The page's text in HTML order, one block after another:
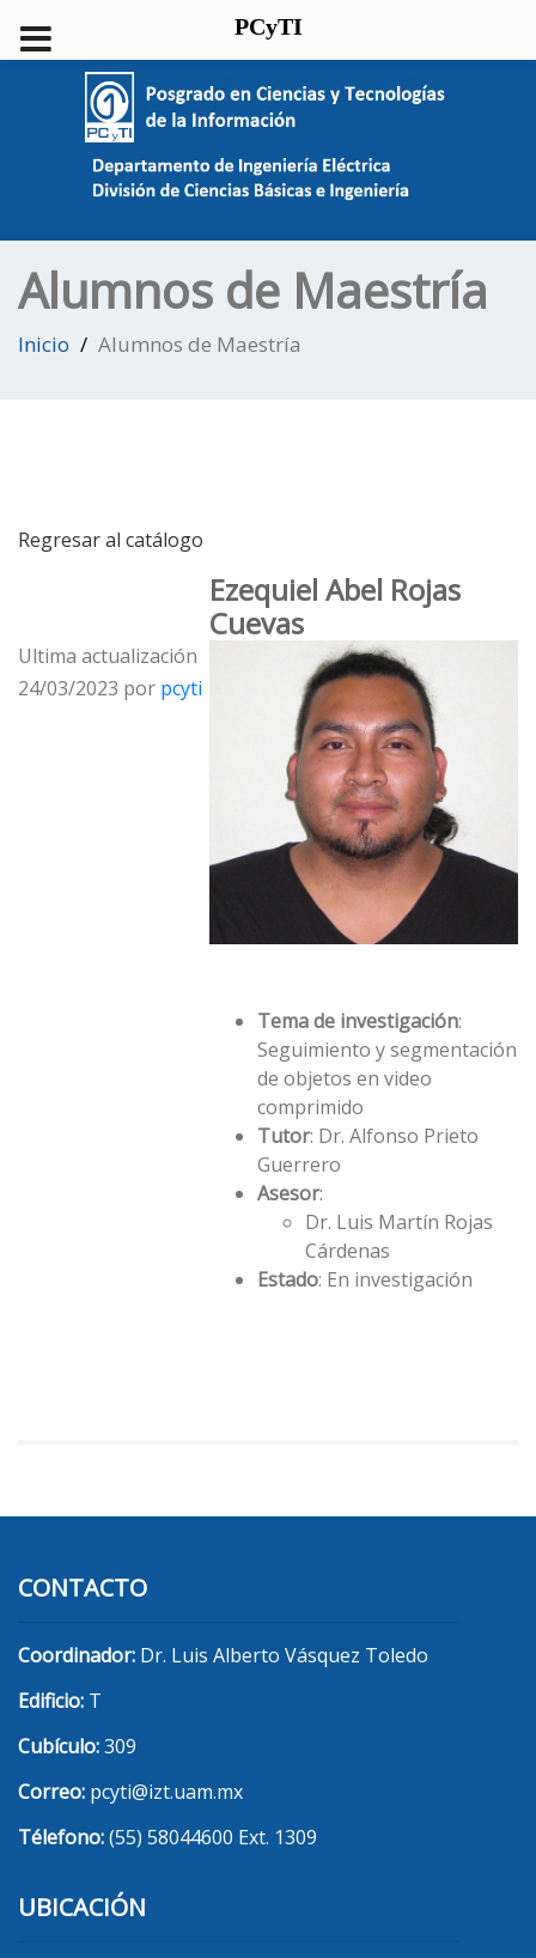
Alumnos de Maestría
Inicio Alumnos de Maestría
Regresar al catálogo
Ezequiel Abel Rojas
Cuevas
Tema de investigación:
Seguimiento y segmentación
de objetos en video
comprimido
Tutor: Dr. Alfonso Prieto
Guerrero
Asesor:
Dr. Luis Martín Rojas
Cárdenas
Estado: En investigación
Ultima actualización
24/03/2023 por pcyti
CONTACTO
Coordinador: Dr. Luis Alberto Vásquez Toledo
Edificio: T
Cubículo:309
Correo: pcyti@izt.uam.mx
Télefono:(55) 58044600 Ext. 1309
UBICACIÓN
PCyTI